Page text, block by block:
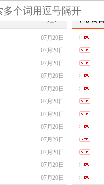
更多 |
07月20日
07月20日
07月20日
07月20日
07月20日
07月20日
07月20日
07月20日
07月20日
07月20日
07月20日
07月20日
中标公告